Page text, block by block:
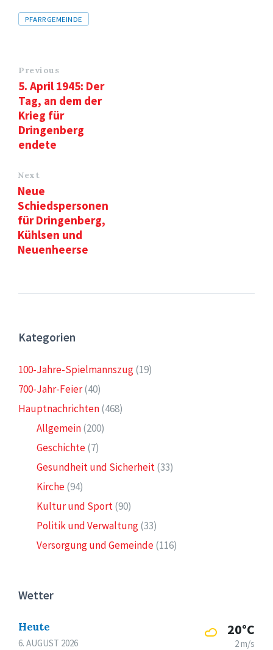
Tags
PFARRGEMEINDE
Previous
5. April 1945: Der
Tag, an dem der
Krieg für
Dringenberg
endete
Next
Neue
Schiedspersonen
für Dringenberg,
Kühlsen und
Neuenheerse
Kategorien
100-Jahre-Spielmannszug(19)
700-Jahr-Feier(40)
Hauptnachrichten(468)
Allgemein(200)
Geschichte(7)
Gesundheit und Sicherheit(33)
Kirche(94)
Kultur und Sport(90)
Politik und Verwaltung(33)
Versorgung und Gemeinde(116)
Wetter
Heute
6. AUGUST 2026
20°C
2 m/s